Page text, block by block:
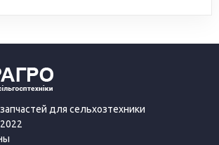
для сельхозтехники